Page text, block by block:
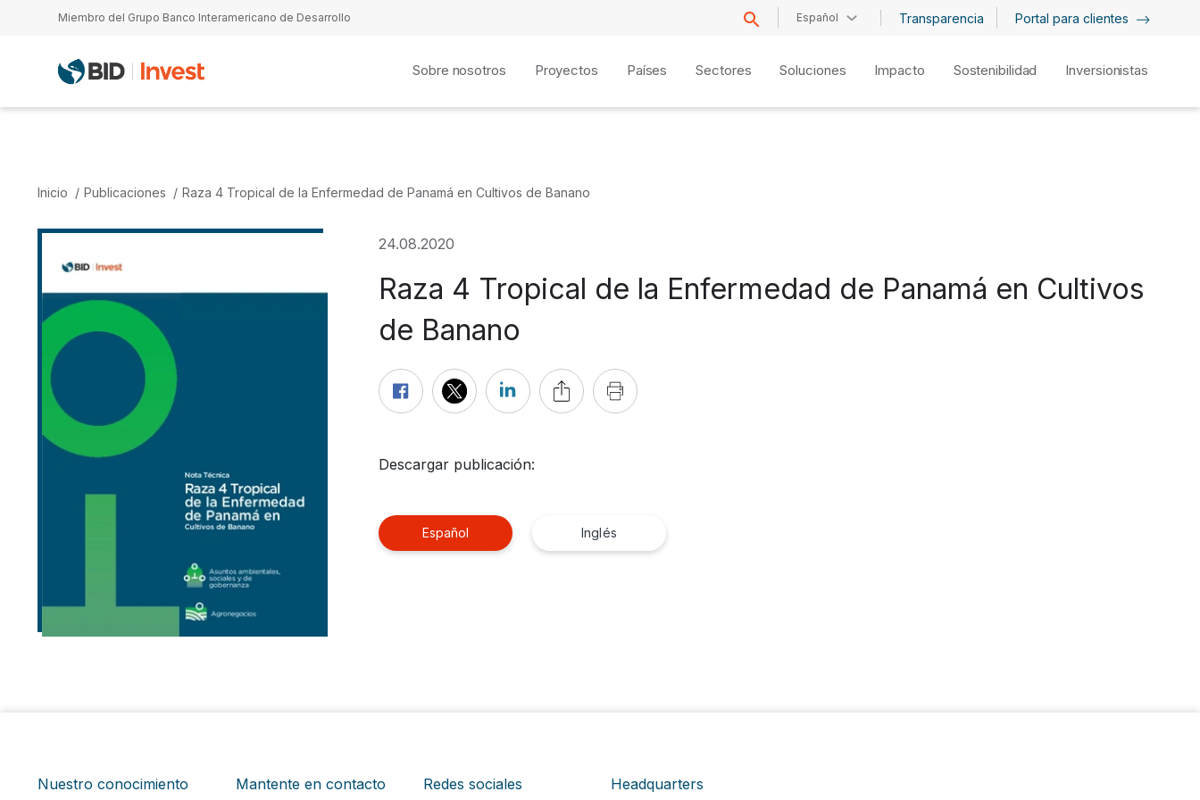
Pasar al contenido principal
Miembro del Grupo Banco Interamericano de Desarrollo Español Transparencia Portal para clientes
Sobre nosotros Proyectos Países Sectores Soluciones Impacto Sostenibilidad Inversionistas
Inicio Publicaciones Raza 4 Tropical de la Enfermedad de Panamá en Cultivos de Banano
24.08.2020
Raza 4 Tropical de la Enfermedad de Panamá en Cultivos
de Banano
Descargar publicación:
Inglés
Español
Nuestro conocimiento Mantente en contacto Redes sociales Headquarters